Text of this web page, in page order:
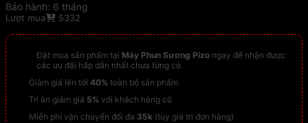
Bảo hành: 6 tháng
Lượt mua 5332
Đặt mua sản phẩm tại Máy Phun Sương Pizo ngay để nhận được
các ưu đãi hấp dẫn nhất chưa từng có
Giảm giá lên tới 40% toàn bộ sản phẩm
Tri ân giảm giá 5% với khách hàng cũ
Miễn phí vận chuyển đối đa 35k (tùy giá trị đơn hàng)